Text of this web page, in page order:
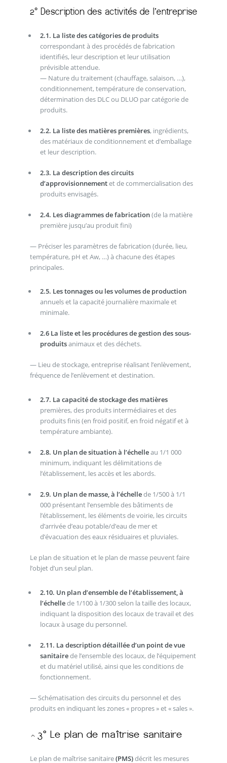
2.1. La liste des catégories de produits
correspondant à des procédés de fabrication
identifiés, leur description et leur utilisation
prévisible attendue.
— Nature du traitement (chauffage, salaison, …),
conditionnement, température de conservation,
détermination des DLC ou DLUO par catégorie de
produits.
2.2. La liste des matières premières, ingrédients,
des matériaux de conditionnement et d’emballage
et leur description.
2.3. La description des circuits
d’approvisionnementet de commercialisation des
produits envisagés.
2.4. Les diagrammes de fabrication(de la matière
première jusqu’au produit fini)
— Préciser les paramètres de fabrication (durée, lieu,
température, pH et Aw, …) à chacune des étapes
principales.
2.5. Les tonnages ou les volumes de production
annuels et la capacité journalière maximale et
minimale.
2.6 La liste et les procédures de gestion des sous-
produitsanimaux et des déchets.
— Lieu de stockage, entreprise réalisant l’enlèvement,
fréquence de l’enlèvement et destination.
2.7. La capacité de stockage des matières
premières, des produits intermédiaires et des
produits finis (en froid positif, en froid négatif et à
température ambiante).
2.8. Un plan de situation à l’échelleau 1/1 000
minimum, indiquant les délimitations de
l’établissement, les accès et les abords.
2.9. Un plan de masse, à l’échellede 1/500 à 1/1
000 présentant l’ensemble des bâtiments de
l’établissement, les éléments de voirie, les circuits
d’arrivée d’eau potable/d’eau de mer et
d’évacuation des eaux résiduaires et pluviales.
Le plan de situation et le plan de masse peuvent faire
l’objet d’un seul plan.
2.10. Un plan d’ensemble de l’établissement, à
l’échellede 1/100 à 1/300 selon la taille des locaux,
indiquant la disposition des locaux de travail et des
locaux à usage du personnel.
2.11. La description détaillée d’un point de vue
sanitairede l’ensemble des locaux, de l’équipement
et du matériel utilisé, ainsi que les conditions de
fonctionnement.
— Schématisation des circuits du personnel et des
produits en indiquant les zones « propres » et « sales ».
Le plan de maîtrise sanitaire(PMS)décrit les mesures